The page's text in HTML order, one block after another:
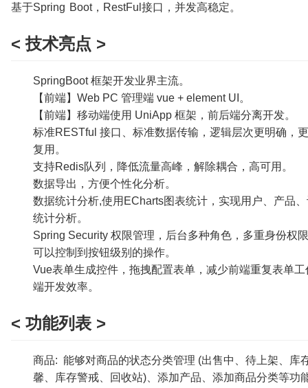
基于Spring Boot，RestFul接口，并发高稳定。
< 技术亮点 >
SpringBoot 框架开发业界主流。
【前端】Web PC 管理端 vue + element UI。
【前端】移动端使用 UniApp 框架，前后端分离开发。
标准RESTful 接口、标准数据传输，逻辑层次更明确，
复用。
支持Redis队列，降低流量高峰，解除耦合，高可用。
数据导出，方便个性化分析。
数据统计分析,使用ECharts图表统计，实现用户、产品
统计分析。
Spring Security 权限管理，后台多种角色，多重身份权
可以控制到按钮级别的操作。
Vue表单生成控件，拖拽配置表单，减少前端重复表单
端开发效率。
< 功能列表 >
商品: 能够对商品的状态分类管理 (出售中、待上架、库
馨、库存警戒、回收站)、添加产品、添加商品分类等功